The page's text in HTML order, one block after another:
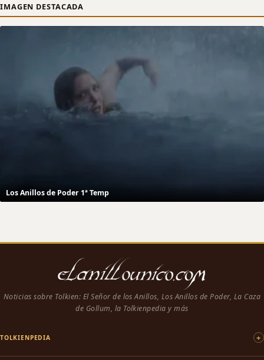
IMAGEN DESTACADA
Los Anillos de Poder 1ª Temp
Noticias sobre Tolkien: El Señor de los Anillos, Los Anillos de Poder, La Caza
de Gollum, la Tolkienpedia y más
TOLKIENPEDIA